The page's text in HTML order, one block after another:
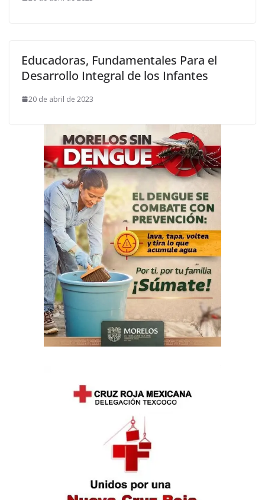
Educadoras, Fundamentales Para el
Desarrollo Integral de los Infantes
20 de abril de 2023